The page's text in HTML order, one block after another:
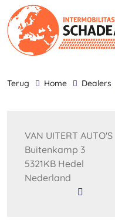
terug Home Dealers
VAN UITERT AUTO'S
Buitenkamp 3
5321KB Hedel
Nederland